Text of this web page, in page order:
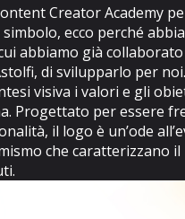
Creator Academy
ecco perché
abbiamo già collaborato
, di svilupparlo per
visiva i valori e gli
Progettato per essere
il logo è un’ode
che caratterizzano il